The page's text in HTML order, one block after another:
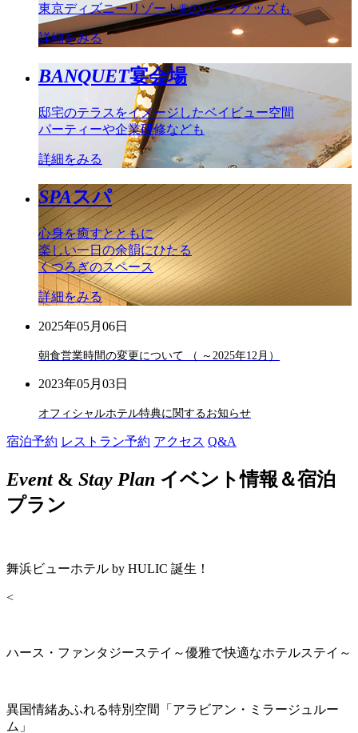
東京ディズニーリゾート®のパークグッズも
詳細をみる
BANQUET宴会場
邸宅のテラスをイメージしたベイビュー空間
パーティーや企業研修なども
詳細をみる
SPAスパ
心身を癒すとともに
楽しい一日の余韻にひたる
くつろぎのスペース
詳細をみる
2025年05月06日
朝食営業時間の変更について （ ～2025年12月）
2023年05月03日
オフィシャルホテル特典に関するお知らせ
宿泊予約 レストラン予約 アクセス Q&A
Event& Stay Plan イベント情報＆宿泊
プラン
舞浜ビューホテル by HULIC 誕生！
<
ハース・ファンタジーステイ～優雅で快適なホテルステイ～
異国情緒あふれる特別空間「アラビアン・ミラージュルー
ム」